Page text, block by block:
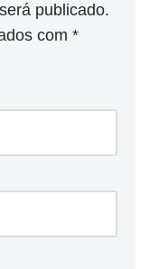
publicado.
com *